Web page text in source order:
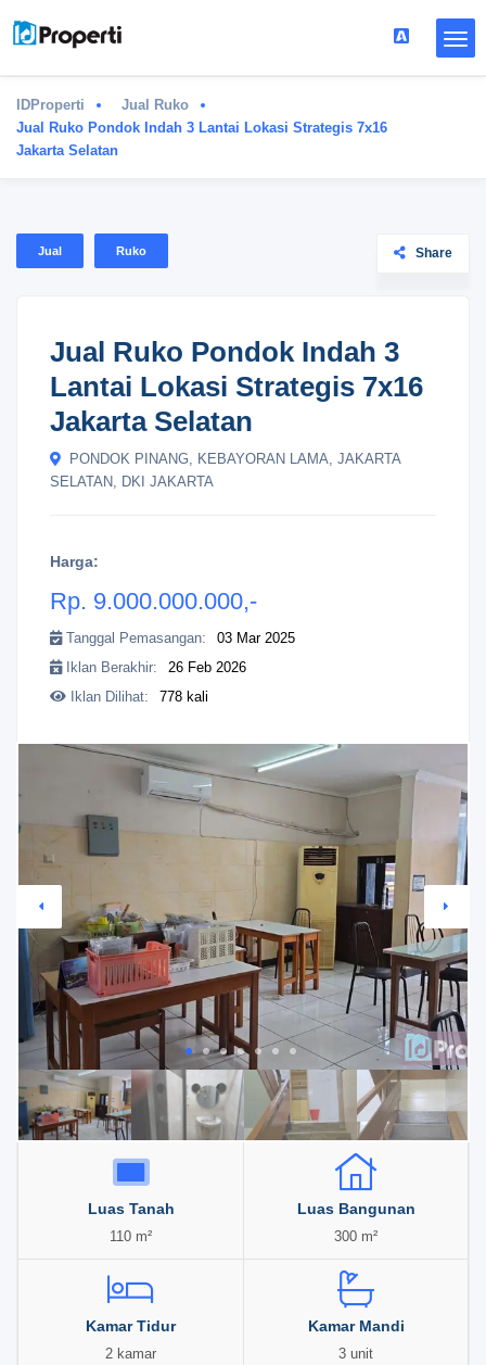
IDProperti
Jual Ruko
Jual Ruko Pondok Indah 3 Lantai Lokasi Strategis 7x16
Jakarta Selatan
Jual Ruko Share
Jual Ruko Pondok Indah 3
Lantai Lokasi Strategis 7x16
Jakarta Selatan
PONDOK PINANG, KEBAYORAN LAMA, JAKARTA
SELATAN, DKI JAKARTA
Harga:
Rp. 9.000.000.000,-
Tanggal Pemasangan:
03 Mar 2025
Iklan Berakhir:
26 Feb 2026
Iklan Dilihat:
778 kali
Luas Tanah
110 m²
Luas Bangunan
300 m²
Kamar Tidur
2 kamar
Kamar Mandi
3 unit